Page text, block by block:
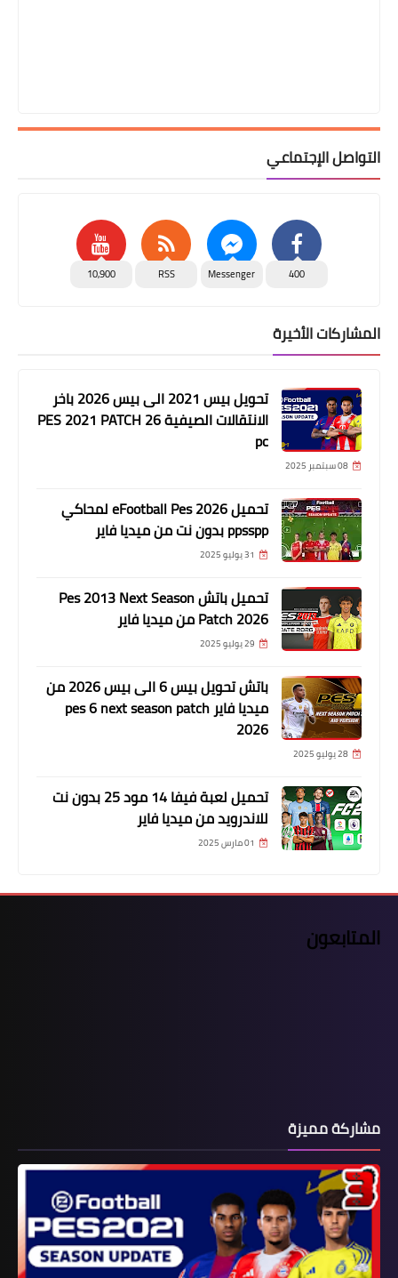
التواصل الإجتماعي
400
Messenger
RSS
10,900
المشاركات الأخيرة
تحويل بيس 2021 الى بيس 2026 باخر
الانتقالات الصيفية PES 2021 PATCH 26
pc
08 سبتمبر 2025
تحميل eFootball Pes 2026 لمحاكي
ppsspp بدون نت من ميديا فاير
31 يوليو 2025
تحميل باتش Pes 2013 Next Season
Patch 2026 من ميديا فاير
29 يوليو 2025
باتش تحويل بيس 6 الى بيس 2026 من
ميديا فاير pes 6 next season patch
2026
28 يوليو 2025
تحميل لعبة فيفا 14 مود 25 بدون نت
للاندرويد من ميديا فاير
01 مارس 2025
المتابعون
مشاركة مميزة